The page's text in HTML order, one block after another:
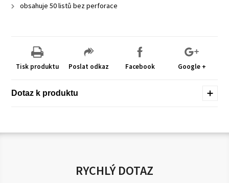
obsahuje 50 listů bez perforace
Tisk produktu Poslat odkaz Facebook Google +
Dotaz k produktu
RYCHLÝ DOTAZ